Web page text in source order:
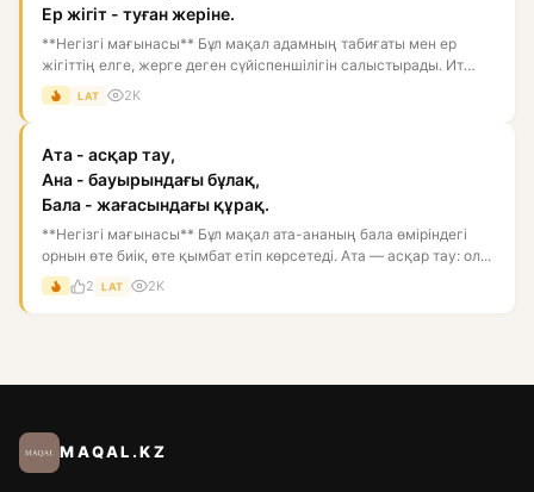
Ер жігіт - туған жеріне.
**Негізгі мағынасы** Бұл мақал адамның табиғаты мен ер
жігіттің елге, жерге деген сүйіспеншілігін салыстырады. Ит
тойған...
LAT 2K
Ата - асқар тау,
Ана - бауырындағы бұлақ,
Бала - жағасындағы құрақ.
**Негізгі мағынасы** Бұл мақал ата-ананың бала өміріндегі
орнын өте биік, өте қымбат етіп көрсетеді. Ата — асқар тау: ол...
2 LAT 2K
MAQAL.KZ